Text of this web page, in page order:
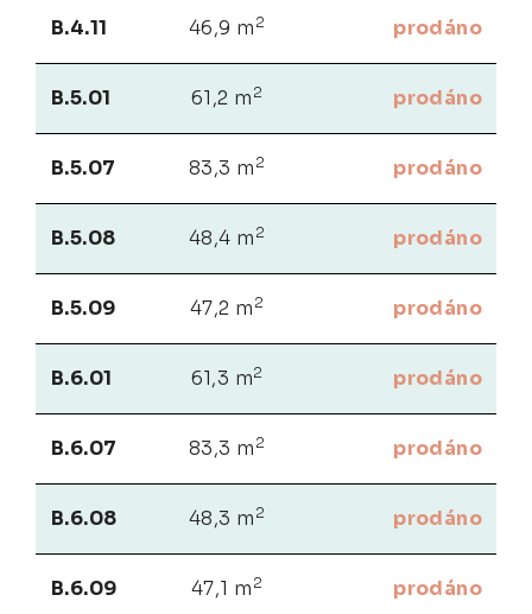
B.4.11 46,9 m 2 prodáno
B.5.01 61,2 m 2 prodáno
B.5.07 83,3 m 2 prodáno
B.5.08 48,4 m 2 prodáno
B.5.09 47,2 m 2 prodáno
B.6.01 61,3 m2 prodáno
B.6.07 83,3 m 2 prodáno
B.6.08 48,3 m 2 prodáno
B.6.09 47,1 m 2 prodáno